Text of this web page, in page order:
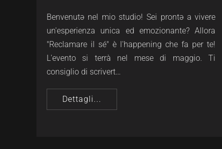
Benvenutə nel mio studio! Sei prontə a vivere
un'esperienza unica ed emozionante? Allora
"Reclamare il sé" è l'happening che fa per te!
L'evento si terrà nel mese di maggio. Ti
consiglio di scrivert…
Dettagli...